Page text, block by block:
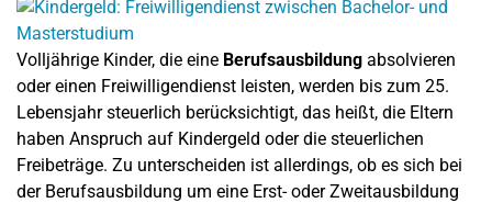
Volljährige Kinder, die eine Berufsausbildung absolvieren
oder einen Freiwilligendienst leisten, werden bis zum 25.
Lebensjahr steuerlich berücksichtigt, das heißt, die Eltern
haben Anspruch auf Kindergeld oder die steuerlichen
Freibeträge. Zu unterscheiden ist allerdings, ob es sich bei
der Berufsausbildung um eine Erst- oder Zweitausbildung